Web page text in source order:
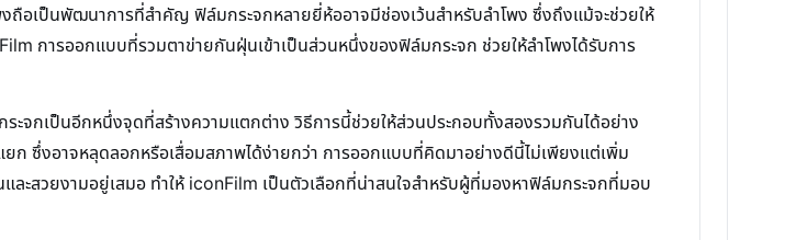
อเป็นพัฒนาการที่สำคัญ ฟิล์มกระจกหลายยี่ห้ออาจมีช่องเว้นสำหรับลำโพง ซึ่งถึงแม้จะช่วยให้
การออกแบบที่รวมตาข่ายกันฝุ่นเข้าเป็นส่วนหนึ่งของฟิล์มกระจก ช่วยให้ลำโพงได้รับการ
ะจกเป็นอีกหนึ่งจุดที่สร้างความแตกต่าง วิธีการนี้ช่วยให้ส่วนประกอบทั้งสองรวมกันได้อย่าง
ซึ่งอาจหลุดลอกหรือเสื่อมสภาพได้ง่ายกว่า การออกแบบที่คิดมาอย่างดีนี้ไม่เพียงแต่เพิ่ม
ะสวยงามอยู่เสมอ ทำให้ iconFilm เป็นตัวเลือกที่น่าสนใจสำหรับผู้ที่มองหาฟิล์มกระจกที่มอบ